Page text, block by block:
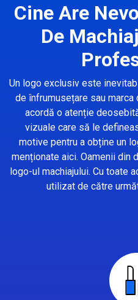
Cine Are
De
Un logo exclusiv este
de înfrumusețare sau marca
acordă o atenție
vizuale care să le
motive pentru a obține un
menționate aici. Oamenii
logo-ul machiajului. Cu toate
utilizat de către